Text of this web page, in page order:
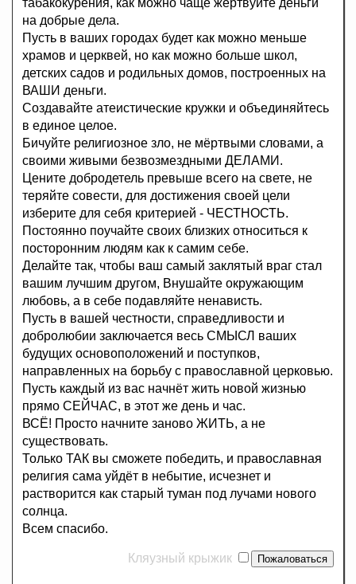
табакокурения, как можно чаще жертвуйте деньги
на добрые дела.
Пусть в ваших городах будет как можно меньше
храмов и церквей, но как можно больше школ,
детских садов и родильных домов, построенных на
ВАШИ деньги.
Создавайте атеистические кружки и объединяйтесь
в единое целое.
Бичуйте религиозное зло, не мёртвыми словами, а
своими живыми безвозмездными ДЕЛАМИ.
Цените добродетель превыше всего на свете, не
теряйте совести, для достижения своей цели
изберите для себя критерией - ЧЕСТНОСТЬ.
Постоянно поучайте своих близких относиться к
посторонним людям как к самим себе.
Делайте так, чтобы ваш самый заклятый враг стал
вашим лучшим другом, Внушайте окружающим
любовь, а в себе подавляйте ненависть.
Пусть в вашей честности, справедливости и
добролюбии заключается весь СМЫСЛ ваших
будущих основоположений и поступков,
направленных на борьбу с православной церковью.
Пусть каждый из вас начнёт жить новой жизнью
прямо СЕЙЧАС, в этот же день и час.
ВСЁ! Просто начните заново ЖИТЬ, а не
существовать.
Только ТАК вы сможете победить, и православная
религия сама уйдёт в небытие, исчезнет и
растворится как старый туман под лучами нового
солнца.
Всем спасибо.
Кляузный крыжик